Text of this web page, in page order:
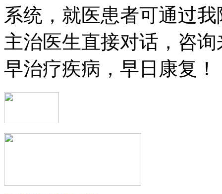
系统，就医患者可通过
主治医生直接对话，咨
早治疗疾病，早日康复！